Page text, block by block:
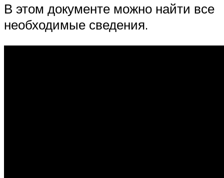
В этом документе можно найти все
необходимые сведения.